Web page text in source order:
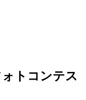
トコンテス